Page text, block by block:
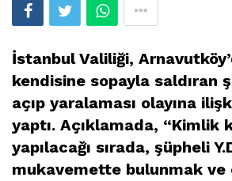
İstanbul Valiliği,
kendisine sopayla saldıran
açıp yaralaması olayına
yaptı. Açıklamada, “Kimlik
yapılacağı sırada, şüpheli
mukavemette bulunmak ve